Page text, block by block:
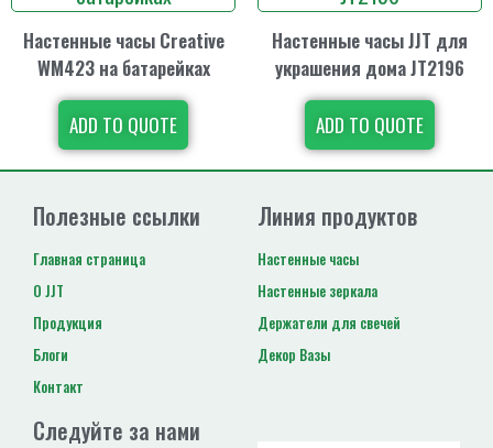
Настенные часы Creative
WM423 на батарейках
ADD TO QUOTE
Настенные часы JJT для
украшения дома JT2196
ADD TO QUOTE
Полезные ссылки
Главная страница
О JJT
Продукция
Блоги
Контакт
Линия продуктов
Настенные часы
Настенные зеркала
Держатели для свечей
Декор Вазы
Следуйте за нами